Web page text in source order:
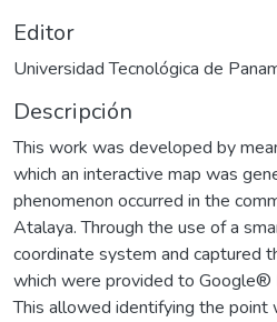
Editor
Universidad Tecnológica de
Descripción
This work was developed by
which an interactive map was
phenomenon occurred in the
Atalaya. Through the use of a
coordinate system and captured
which were provided to
This allowed identifying the point